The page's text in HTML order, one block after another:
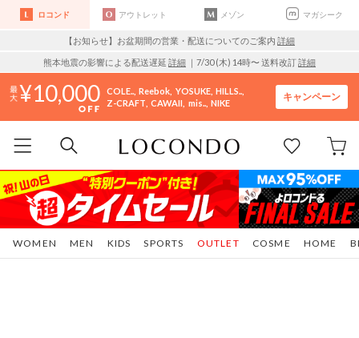
ロコンド アウトレット メゾン マガシーク
【お知らせ】お盆期間の営業・配送についてのご案内 詳細
熊本地震の影響による配送遅延 詳細 ｜7/30 (木) 14時〜 送料改訂詳細
10,000 COLE.. Reebok YOSUKE HILLS..
Z-CRAFT CAWAII mis.. NIKE
キャンペーン
WOMEN MEN KIDS SPORTS COSME HOME
OUTLET